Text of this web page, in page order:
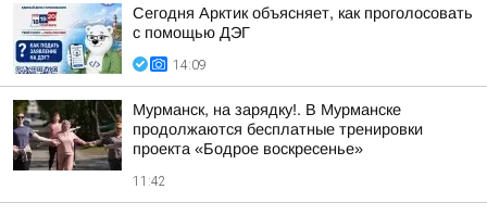
Сегодня Арктик объясняет, как проголосовать
с помощью ДЭГ
14:09
Мурманск, на зарядку!. В Мурманске
продолжаются бесплатные тренировки
проекта «Бодрое воскресенье»
11:42